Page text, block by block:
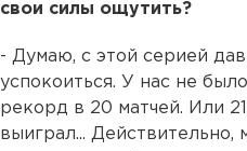
свои силы ощутить?
- Думаю, с этой серией
успокоиться. У нас не
рекорд в 20 матчей. Или
выиграл... Действительно,